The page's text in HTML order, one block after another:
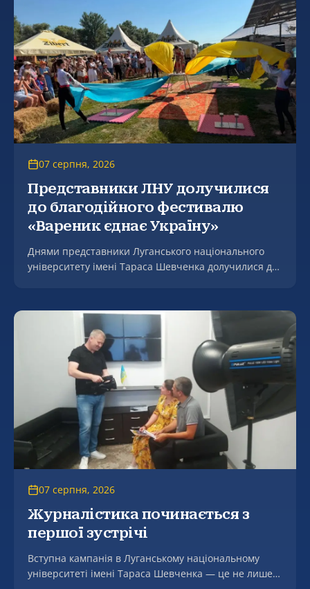
07 серпня, 2026
Представники ЛНУ долучилися
до благодійного фестивалю
«Вареник єднає Україну»
Днями представники Луганського національного
університету імені Тараса Шевченка долучилися до
щедрого столу» на підтримку Збройних Сил України
– фестивалю «Вареник єднає Україну», який відбувся
в селі Мгар на мальовничому березі річки Сула.
07 серпня, 2026
Журналістика починається з
першої зустрічі
Вступна кампанія в Луганському національному
університеті імені Тараса Шевченка — це не лише